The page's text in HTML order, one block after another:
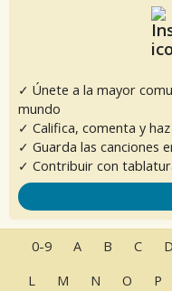
✓ Únete a la mayor
mundo
✓ Califica, comenta y
✓ Guarda las canciones
✓ Contribuir con
0-9 A B C D
L
M N O P